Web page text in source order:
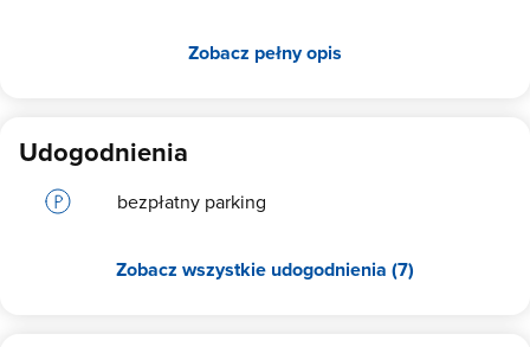
ogród oraz zadaszony taras ze stołami i ławami. W pobliżu jest
Idąc od fary mamy kazimierzowski zamek oraz basztę, a także trasę
prowadzącą na Górę Trzech Krzyży. Jest to jeden z lepszych
punktów widokowych na Kazimierz Dolny i Wisłę. W okolicy
znajduje się wiele tras spacerowych - najchętniej wybierane są
lessowe wąwozy otaczające miasto. Można popłynąć promem do
Janowca, gdzie czeka kolejny zamek. Jest to jeden z oddziałów
Zobacz pełny opis
Udogodnienia
bezpłatny parking
Zobacz wszystkie udogodnienia (7)